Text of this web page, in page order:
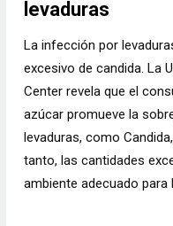
levaduras
La infección por
excesivo de candida. La
Center revela que el
azúcar promueve la
levaduras, como
tanto, las cantidades
ambiente adecuado para